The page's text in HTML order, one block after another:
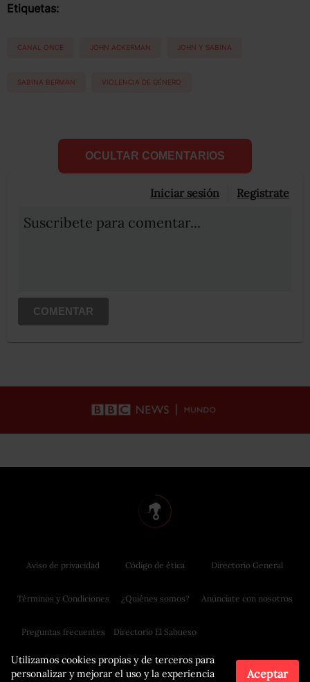
Etiquetas:
CANAL ONCE JOHN ACKERMAN JOHN Y SABINA
SABINA BERMAN VIOLENCIA DE GÉNERO
OCULTAR COMENTARIOS
Iniciar sesión Registrate
Suscribete para comentar...
COMENTAR
Utilizamos cookies propias y de terceros para
personalizar y mejorar el uso y la experiencia
Aceptar
Aviso de privacidad
Términos y Condiciones
Preguntas frecuentes
Código de ética
¿Quiénes somos?
Directorio El Sabueso
Directorio General
Anúnciate con nosotros